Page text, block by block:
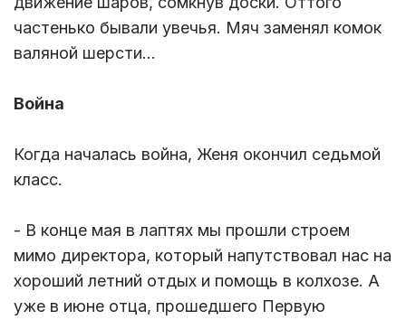
частенько бывали увечья. Мяч заменял комок
валяной шерсти…
Война
Когда началась война, Женя окончил седьмой
класс.
- В конце мая в лаптях мы прошли строем
мимо директора, который напутствовал нас на
хороший летний отдых и помощь в колхозе. А
уже в июне отца, прошедшего Первую